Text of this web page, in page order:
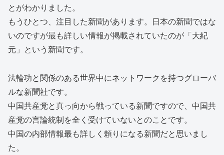
とがわかりました。
もうひとつ、注目した新聞があります。日本の新聞ではな
いのですが最も詳しい情報が掲載されていたのが「大紀
元」という新聞です。
法輪功と関係のある世界中にネットワークを持つグローバ
ルな新聞社です。
中国共産党と真っ向から戦っている新聞ですので、中国共
産党の言論統制を全く受けていないとのことです。
中国の内部情報最も詳しく頼りになる新聞だと思いまし
た。